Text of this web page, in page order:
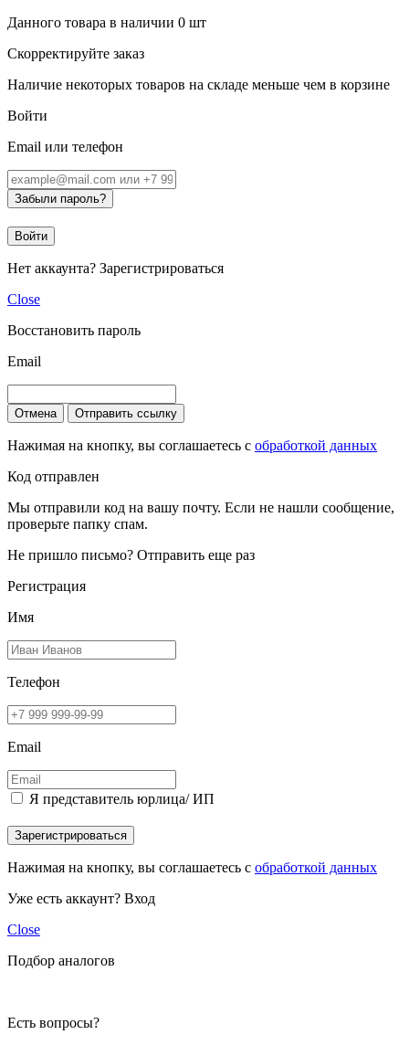
Данного товара в наличии 0 шт
Скорректируйте заказ
Наличие некоторых товаров на складе меньше чем в корзине
Войти
Email или телефон
Забыли пароль?
Войти
Нет аккаунта? Зарегистрироваться
Close
Восстановить пароль
Email
Отмена Отправить ссылку
Нажимая на кнопку, вы соглашаетесь с обработкой данных
Код отправлен
Мы отправили код на вашу почту. Если не нашли сообщение,
проверьте папку спам.
Не пришло письмо? Отправить еще раз
Регистрация
Имя
Телефон
Email
Я представитель юрлица/ ИП
Зарегистрироваться
Нажимая на кнопку, вы соглашаетесь с обработкой данных
Уже есть аккаунт? Вход
Close
Подбор аналогов
Есть вопросы?